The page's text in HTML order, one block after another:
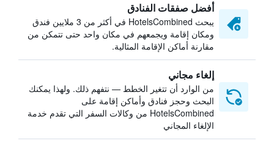
أفضل صفقات الفنادق
يبحث HotelsCombined في أكثر من 3 ملايين فندق
ومكان إقامة ويجمعهم في مكان واحد حتى تتمكن من
مقارنة أماكن الإقامة المثالية.
إلغاء مجاني
من الوارد أن تتغير الخطط — نتفهم ذلك. ولهذا يمكنك
البحث وحجز فنادق وأماكن إقامة على
HotelsCombined من وكالات السفر التي تقدم خدمة
الإلغاء المجاني